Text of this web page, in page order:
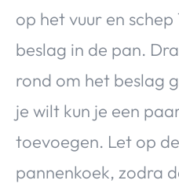
op het vuur en
beslag in de pan.
rond om het beslag
je wilt kun je een
toevoegen. Let op
pannenkoek, zodra